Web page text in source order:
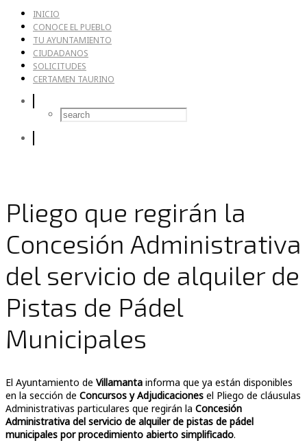
INICIO
CONOCE EL PUEBLO
TU AYUNTAMIENTO
CIUDADANOS
SOLICITUDES
CERTAMEN TAURINO
Pliego que regirán la
Concesión Administrativa
del servicio de alquiler de
Pistas de Pádel
Municipales
El Ayuntamiento de Villamanta informa que ya están disponibles
en la sección de Concursos y Adjudicaciones el Pliego de cláusulas
Administrativas particulares que regirán la Concesión
Administrativa del servicio de alquiler de pistas de pádel
municipales por procedimiento abierto simplificado.